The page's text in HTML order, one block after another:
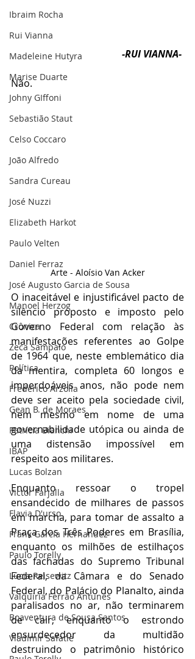
Ibraim Rocha
Rui Vianna
Madeleine Hutyra
Marise Duarte
Johny GIffoni
Sebastião Staut
Celso Coccaro
João Alfredo
Sandra Cureau
José Nuzzi
Elizabeth Harkot
Paulo Velten
Daniel Ferraz
José Augusto Garcia de Sousa
Manoel Herzog
Crônica
Zeca Sampaio
Política
Frederico Arzolla
Gean B. de Moraes
Patrícia Bianchi
IBAP
Lucas Bolzan
Victor Farjalla
Flavia D'urso
Frank García Hernandez
Paulo Torelly
Lúcia Reisewitz
Valquíria Ferrão Antunes
Boaventura de Sousa Santos
Vladimir Safatle
-RUI VIANNA-
Não.
Arte - Aloísio Van Acker
O inaceitável e injustificável pacto de
silêncio proposto e imposto pelo
Governo Federal com relação às
manifestações referentes ao Golpe
de 1964 que, neste emblemático dia
da mentira, completa 60 longos e
imperdoáveis anos, não pode nem
deve ser aceito pela sociedade civil,
nem mesmo em nome de uma
governabilidade utópica ou ainda de
uma distensão impossível em
respeito aos militares.
Enquanto ressoar o tropel
ensandecido de milhares de passos
em marcha, para tomar de assalto a
Praça dos Três Poderes em Brasília,
enquanto os milhões de estilhaços
das fachadas do Supremo Tribunal
Federal, da Câmara e do Senado
Federal, do Palácio do Planalto, ainda
paralisados no ar, não terminarem
de cair, enquanto o estrondo
ensurdecedor da multidão
destruindo o patrimônio histórico